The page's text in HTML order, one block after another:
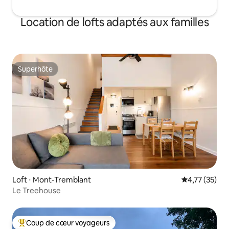
Location de lofts adaptés aux familles
Superhôte
Superhôte
Loft ⋅ Mont-Tremblant Évaluation
4,77 (35)
Le Treehouse
Coup de cœur voyageurs